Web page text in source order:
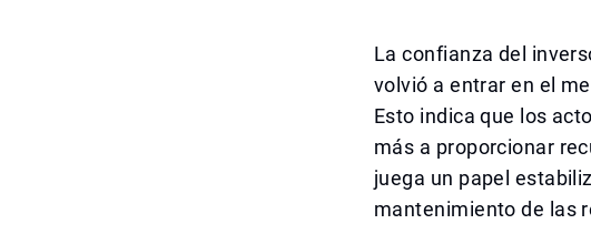
La confianza del
volvió a entrar en el
Esto indica que los
más a proporcionar
juega un papel
mantenimiento de las